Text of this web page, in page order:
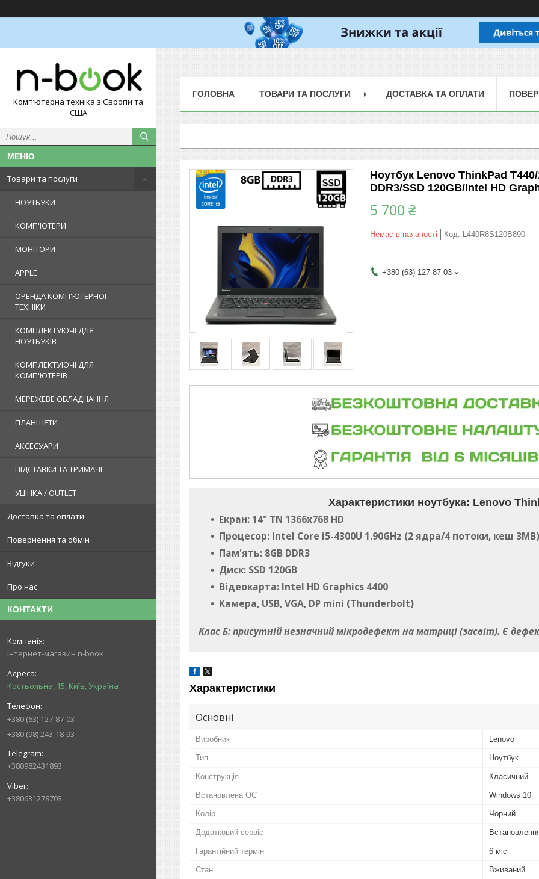
Комп‘ютерна техніка з Європи та
США
Товари та послуги
НОУТБУКИ
КОМП'ЮТЕРИ
МОНІТОРИ
APPLE
ОРЕНДА КОМП'ЮТЕРНОЇ
ТЕХНІКИ
КОМПЛЕКТУЮЧІ ДЛЯ
НОУТБУКІВ
КОМПЛЕКТУЮЧІ ДЛЯ
КОМП'ЮТЕРІВ
МЕРЕЖЕВЕ ОБЛАДНАННЯ
ПЛАНШЕТИ
АКСЕСУАРИ
ПІДСТАВКИ ТА ТРИМАЧІ
УЦІНКА / OUTLET
Доставка та оплати
Повернення та обмін
Відгуки
Про нас
КОНТАКТИ
Інтернет-магазин n-book
Костьольна, 15, Київ, Україна
+380 (63) 127-87-03
+380 (98) 243-18-93
+380982431893
+380631278703
ГОЛОВНА ТОВАРИ ТА ПОСЛУГИ ДОСТАВКА ТА ОПЛАТИ
Ноутбук Lenovo ThinkPad
DDR3/SSD 120GB/Intel HD
5 700 ₴
Немає в наявності Код: L440R8S120B890
+380 (63) 127-87-03
Характеристики ноутбука: Lenovo
Екран: 14" TN 1366x768 HD
Процесор: Intel Core i5-4300U 1.90GHz (2 ядра/4 потоки, кеш 3MB)
Пам'ять: 8GB DDR3
Диск: SSD 120GB
Відеокарта: Intel HD Graphics 4400
Камера, USB, VGA, DP mini (Thunderbolt)
Клас Б: присутній незначний мікродефект на матриці (засвіт). Є
Характеристики
Основні
Виробник Lenovo
Тип Ноутбук
Конструкція Класичний
Встановлена ОС Windows 10
Колір Чорний
Додатковий сервіс
Гарантійний термін 6 міс
Стан Вживаний